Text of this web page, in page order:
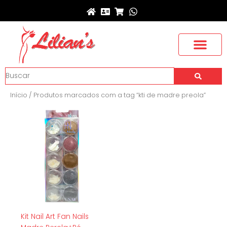
conteúdo
Buscar
Início / Produtos marcados com a tag “kti de madre preola”
Kit Nail Art Fan Nails